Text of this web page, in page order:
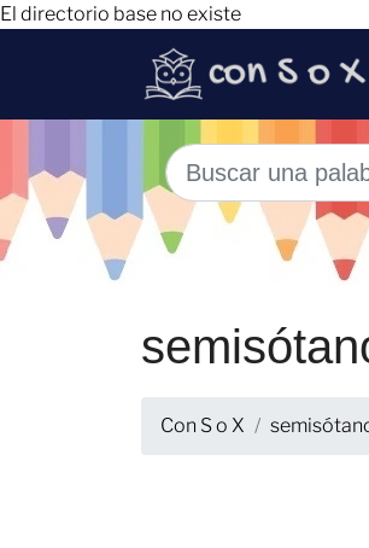
El directorio base no existe
Con S o X